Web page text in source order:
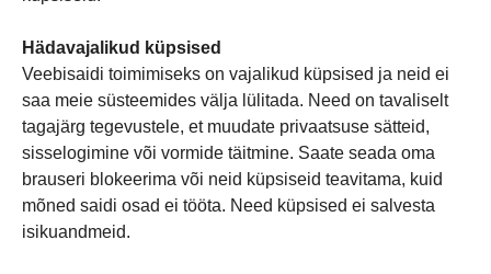
Hädavajalikud küpsised
Veebisaidi toimimiseks on vajalikud küpsised ja neid ei
saa meie süsteemides välja lülitada. Need on tavaliselt
tagajärg tegevustele, et muudate privaatsuse sätteid,
sisselogimine või vormide täitmine. Saate seada oma
brauseri blokeerima või neid küpsiseid teavitama, kuid
mõned saidi osad ei tööta. Need küpsised ei salvesta
isikuandmeid.